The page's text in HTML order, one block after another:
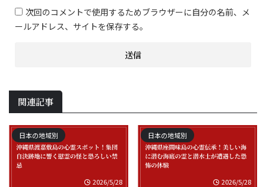
次回のコメントで使用するためブラウザーに自分の名前、メ
ールアドレス、サイトを保存する。
関連記事
日本の地域別
2026/5/28
日本の地域別
2026/5/28